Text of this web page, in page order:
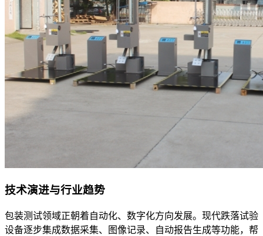
技术演进与行业趋势
包装测试领域正朝着自动化、数字化方向发展。现代跌落试验
设备逐步集成数据采集、图像记录、自动报告生成等功能，帮